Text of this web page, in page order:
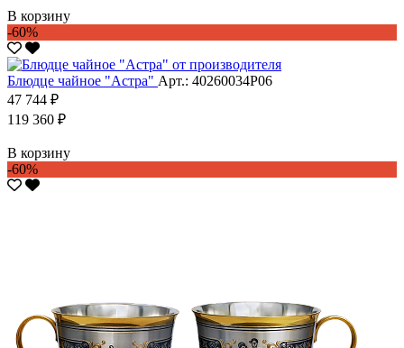
В корзину
-60%
Блюдце чайное "Астра" Арт.: 40260034Р06
47 744 ₽
119 360 ₽
В корзину
-60%